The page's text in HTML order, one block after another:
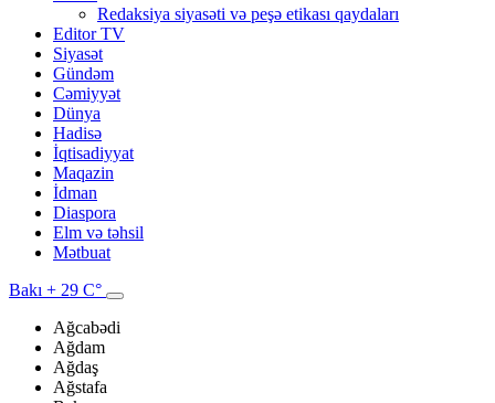
Redaksiya siyasəti və peşə etikası qaydaları
Editor TV
Siyasət
Gündəm
Cəmiyyət
Dünya
Hadisə
İqtisadiyyat
Maqazin
İdman
Diaspora
Elm və təhsil
Mətbuat
Bakı + 29 C°
Ağcabədi
Ağdam
Ağdaş
Ağstafa